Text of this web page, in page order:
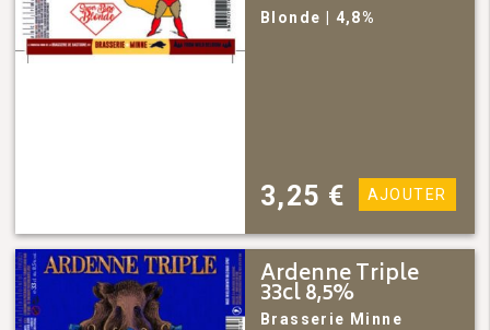
Blonde
| 4,8%
3,25 € AJOUTER
Ardenne Triple
33cl 8,5%
Brasserie Minne